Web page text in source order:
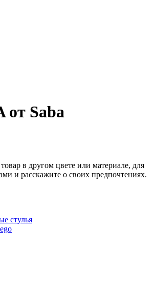
от Saba
в другом цвете или материале, для
и расскажите о своих предпочтениях.
стулья